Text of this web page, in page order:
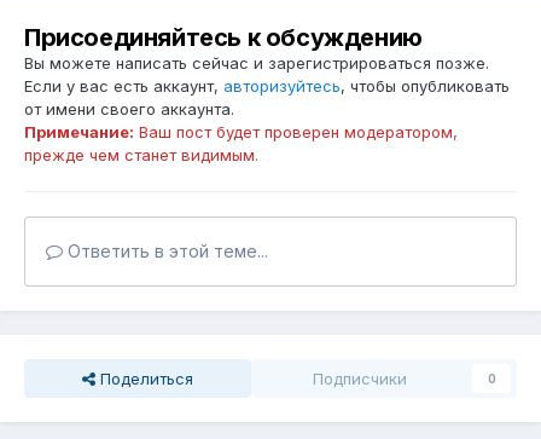
Присоединяйтесь к обсуждению
Вы можете написать сейчас и зарегистрироваться позже.
Если у вас есть аккаунт, авторизуйтесь, чтобы опубликовать
от имени своего аккаунта.
Примечание: Ваш пост будет проверен модератором,
прежде чем станет видимым.
Ответить в этой теме...
Поделиться Подписчики 0